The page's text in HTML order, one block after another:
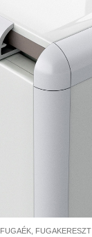
FUGAÉK, FUGAKERESZT